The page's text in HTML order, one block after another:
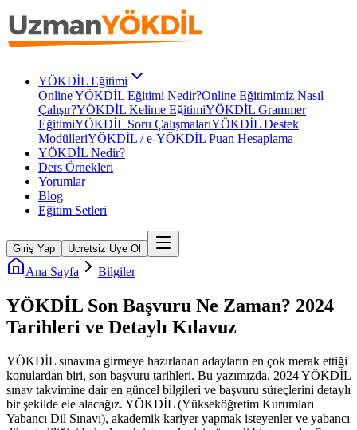
YÖKDİL Eğitimi
Online YÖKDİL Eğitimi Nedir?Online Eğitimimiz Nasıl
Çalışır?YÖKDİL Kelime EğitimiYÖKDİL Grammer
EğitimiYÖKDİL Soru ÇalışmalarıYÖKDİL Destek
ModülleriYÖKDİL / e-YÖKDİL Puan Hesaplama
YÖKDİL Nedir?
Ders Örnekleri
Yorumlar
Blog
Eğitim Setleri
Giriş Yap Ücretsiz Üye Ol
Ana Sayfa Bilgiler
YÖKDİL Son Başvuru Ne Zaman? 2024
Tarihleri ve Detaylı Kılavuz
YÖKDİL sınavına girmeye hazırlanan adayların en çok merak ettiği
konulardan biri, son başvuru tarihleri. Bu yazımızda, 2024 YÖKDİL
sınav takvimine dair en güncel bilgileri ve başvuru süreçlerini detaylı
bir şekilde ele alacağız. YÖKDİL (Yükseköğretim Kurumları
Yabancı Dil Sınavı), akademik kariyer yapmak isteyenler ve yabancı